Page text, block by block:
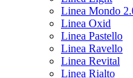
Linea Mondo
Linea Oxid
Linea Pastello
Linea Ravello
Linea Revital
Linea Rialto